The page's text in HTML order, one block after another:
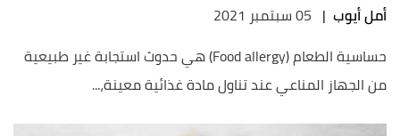
أمل أيوب | 05 سبتمبر 2021
حساسية الطعام (Food allergy) هي حدوث استجابة غير طبيعية
من الجهاز المناعي عند تناول مادة غذائية معينة،...